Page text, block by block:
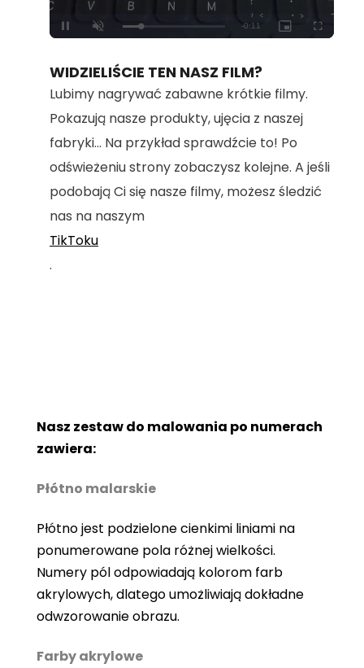
Unmute Loaded:
100.00%
WIDZIELIŚCIE TEN NASZ FILM?
Lubimy nagrywać zabawne krótkie filmy.
Pokazują nasze produkty, ujęcia z naszej
fabryki... Na przykład sprawdźcie to! Po
odświeżeniu strony zobaczysz kolejne. A jeśli
podobają Ci się nasze filmy, możesz śledzić
nas na naszym
TikToku
.
Nasz zestaw do malowania po numerach
zawiera:
Płótno malarskie
Płótno jest podzielone cienkimi liniami na
ponumerowane pola różnej wielkości.
Numery pól odpowiadają kolorom farb
akrylowych, dlatego umożliwiają dokładne
odwzorowanie obrazu.
Farby akrylowe